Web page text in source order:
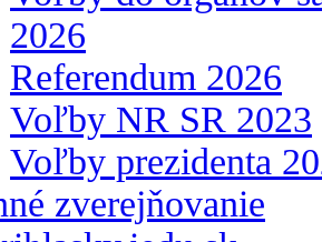
2026
Referendum 2026
Voľby NR SR 2023
Voľby prezidenta
zverejňovanie